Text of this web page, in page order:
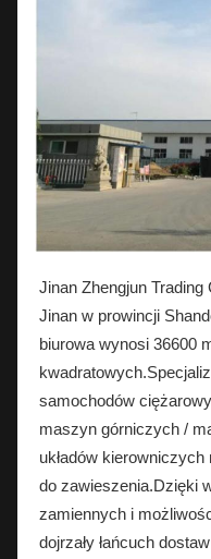
Jinan Zhengjun
Jinan w prowincji
biurowa wynosi 36600
samochodów
maszyn górniczych /
układów
do zawieszenia.Dzięki
zamiennych i
dojrzały łańcuch